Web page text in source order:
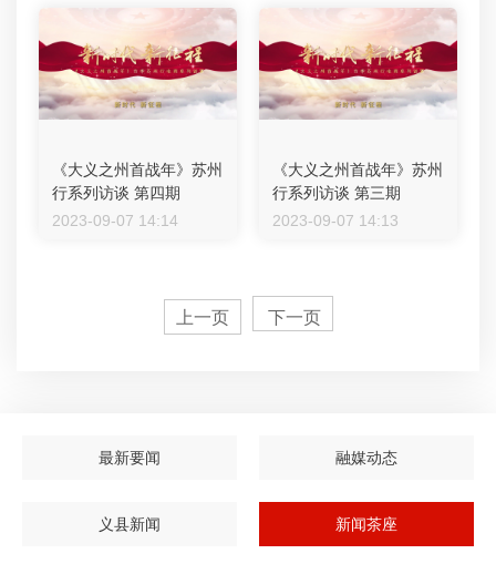
《大义之州首战年》苏州
行系列访谈 第四期
2023-09-07 14:14
《大义之州首战年》苏州
行系列访谈 第三期
2023-09-07 14:13
上一页 下一页
最新要闻 融媒动态
义县新闻 新闻茶座